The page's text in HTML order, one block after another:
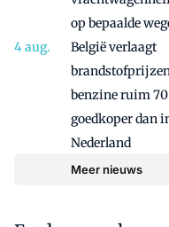
op bepaalde
België verlaagt
benzine ruim
goedkoper dan
Nederland
Meer nieuws